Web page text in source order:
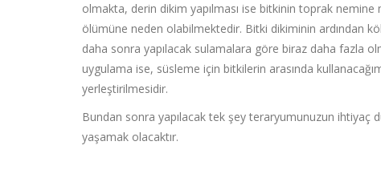
olmakta, derin dikim yapılması ise bitkinin toprak
ölümüne neden olabilmektedir. Bitki dikiminin ardından
daha sonra yapılacak sulamalara göre biraz daha fazla
uygulama ise, süsleme için bitkilerin arasında
yerleştirilmesidir.
Bundan sonra yapılacak tek şey teraryumunuzun ihtiyaç
yaşamak olacaktır.